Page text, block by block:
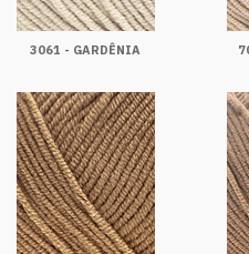
3061 - GARDÊNIA